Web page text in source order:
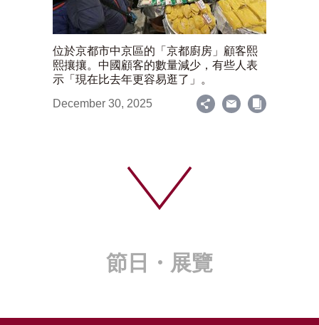
位於京都市中京區的「京都廚房」顧客熙
熙攘攘。中國顧客的數量減少，有些人表
示「現在比去年更容易逛了」。
December 30, 2025
節日・展覽